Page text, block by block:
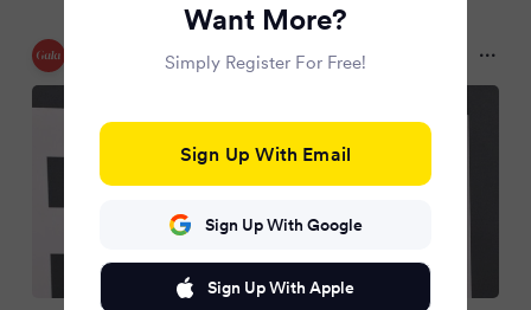
10 months ago
Want More?
Simply Register For Free!
Sign Up With Email
Sign Up With Google
Sign Up With Apple